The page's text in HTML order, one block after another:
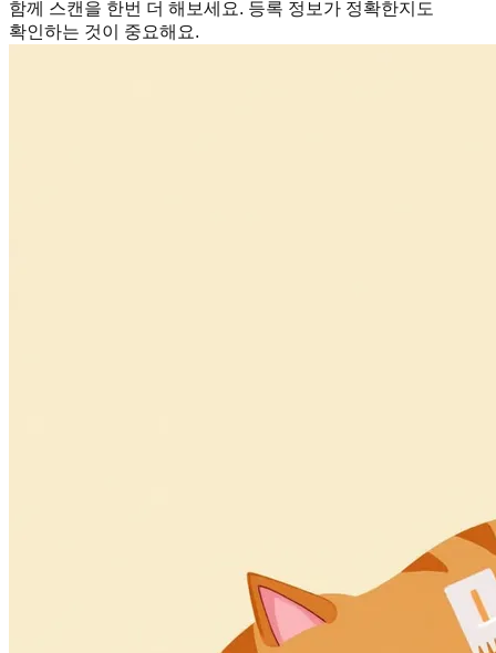
함께 스캔을 한번 더 해보세요. 등록 정보가 정확한지도
확인하는 것이 중요해요.